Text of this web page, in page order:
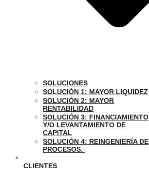
SOLUCIONES
SOLUCIÓN 1: MAYOR LIQUIDEZ
SOLUCIÓN 2: MAYOR
RENTABILIDAD
SOLUCIÓN 3: FINANCIAMIENTO
Y/O LEVANTAMIENTO DE
CAPITAL
SOLUCIÓN 4: REINGENIERÍA DE
PROCESOS.
CLIENTES